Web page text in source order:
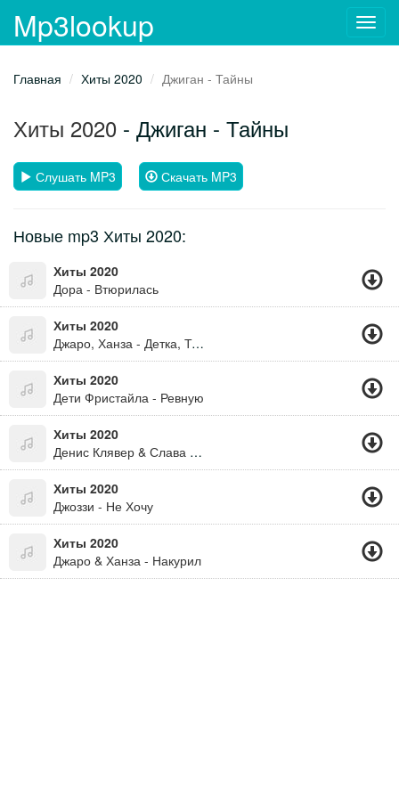
Mp3lookup
Главная Хиты 2020 Джиган - Тайны
Хиты 2020 - Джиган - Тайны
Слушать MP3 Скачать MP3
Новые mp3 Хиты 2020:
Хиты 2020
Дора - Втюрилась
Хиты 2020
Джаро, Ханза - Детка, Ты Мой Кайф
Хиты 2020
Дети Фристайла - Ревную
Хиты 2020
Денис Клявер & Слава - Дружба
Хиты 2020
Джоззи - Не Хочу
Хиты 2020
Джаро & Ханза - Накурил